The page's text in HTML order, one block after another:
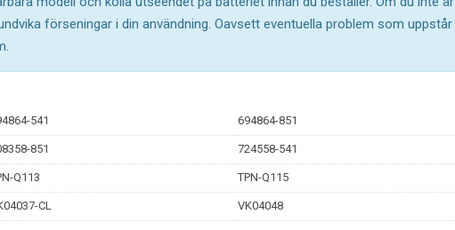
förseningar i din användning. Oavsett eventuella problem som
541 694864-851
851 724558-541
Q113 TPN-Q115
CL VK04048